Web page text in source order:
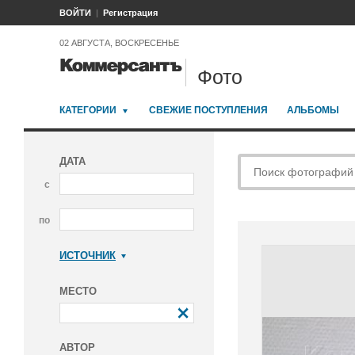
ВОЙТИ Регистрация
02 АВГУСТА, ВОСКРЕСЕНЬЕ
Фото
КАТЕГОРИИ СВЕЖИЕ ПОСТУПЛЕНИЯ АЛЬБОМЫ
ДАТА
с
по
ИСТОЧНИК
МЕСТО
АВТОР